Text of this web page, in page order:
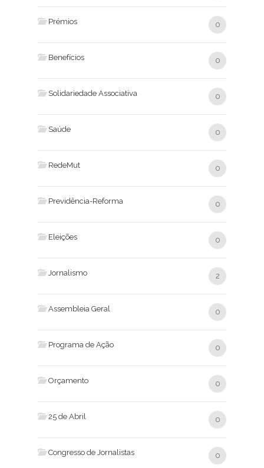
Prémios 0
Benefícios 0
Solidariedade Associativa 0
Saúde 0
RedeMut 0
Previdência-Reforma 0
Eleições 0
Jornalismo 2
Assembleia Geral 0
Programa de Ação 0
Orçamento 0
25 de Abril 0
Congresso de Jornalistas 0